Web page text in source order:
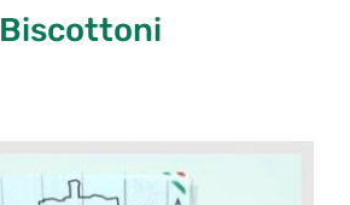
Biscottoni